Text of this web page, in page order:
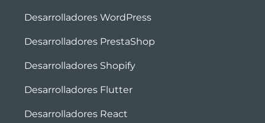
Desarrolladores WordPress
Desarrolladores PrestaShop
Desarrolladores Shopify
Desarrolladores Flutter
Desarrolladores React